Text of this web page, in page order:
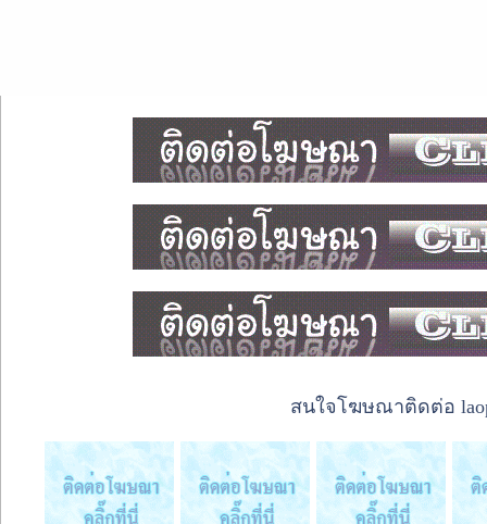
สนใจโฆษณาติดต่อ